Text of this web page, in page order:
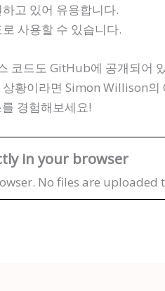
고 있어 유용합니다.
사용할 수 있습니다.
코드도 GitHub에 공개되어
황이라면 Simon Willison의
경험해보세요!
in your browser
No files are uploaded